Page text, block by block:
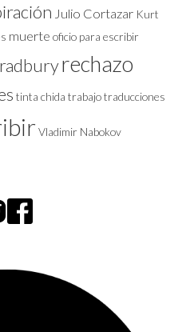
Julio Cortazar Kurt
muerte oficio para escribir
rechazo
tinta chida trabajotraducciones
Vladimir Nabokov